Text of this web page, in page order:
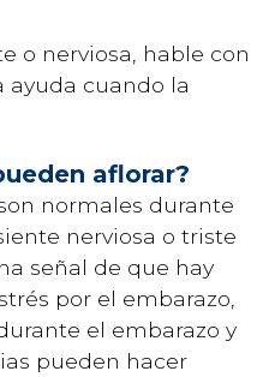
o nerviosa, hable con
ayuda cuando la
aflorar?
normales durante
nerviosa o triste
señal de que hay
por el embarazo,
el embarazo y
pueden hacer